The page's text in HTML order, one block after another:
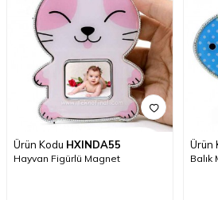
Ürün Kodu HXINDA55
Hayvan Figürlü Magnet
Ürün